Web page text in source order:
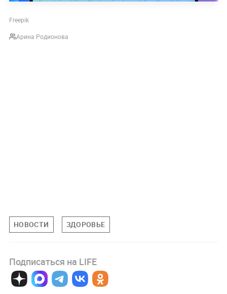
Freepik
Арина Родионова
НОВОСТИ ЗДОРОВЬЕ
Подписаться на LIFE